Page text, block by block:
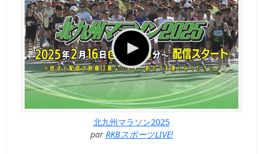
北九州マラソン2025
par RKBスポーツLIVE!